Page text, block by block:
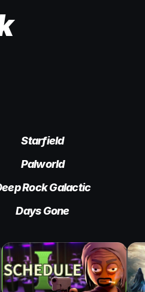
Starfield
Palworld
Rock Galactic
Days Gone